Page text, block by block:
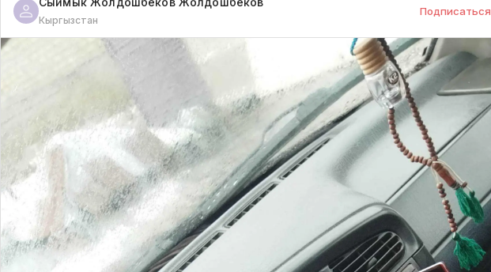
Кыргызстан
Подписаться